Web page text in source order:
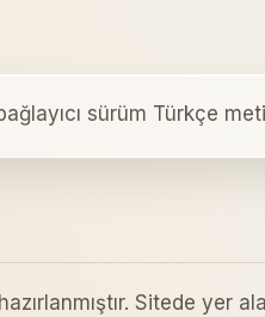
sürüm Türkçe
Sitede yer